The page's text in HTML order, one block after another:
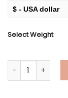
$ - USA dollar
Select Weight
Erdnüsse mit